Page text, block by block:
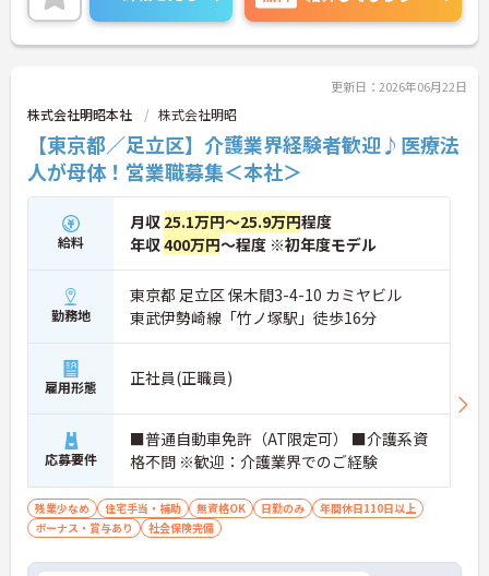
に詳細をお話しいたしますのでお気軽にご相談くだ
さい！
更新日：2026年06月22日
株式会社明昭本社 株式会社明昭
【東京都／足立区】介護業界経験者歓迎♪医療法
人が母体！営業職募集＜本社＞
給料
月収 25.1万円～25.9万円程度
年収400万円～程度 ※初年度モデル
勤務地
東京都 足立区 保木間3-4-10 カミヤビル
東武伊勢崎線「竹ノ塚駅」徒歩16分
雇用形態 正社員(正職員)
応募要件
■普通自動車免許（AT限定可） ■介護系資
格不問 ※歓迎：介護業界でのご経験
残業少なめ 住宅手当・補助 無資格OK 日勤のみ
年間休日110日以上
ボーナス・賞与あり
社会保険完備